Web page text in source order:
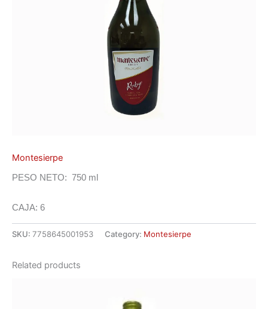
Montesierpe
PESO NETO: 750 ml
CAJA: 6
SKU: 7758645001953 Category: Montesierpe
Related products